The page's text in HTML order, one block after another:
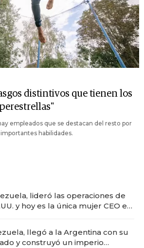
distintivos que tienen los
empleados que se destacan del resto por
habilidades.
lideró las operaciones de
y hoy es la única mujer CEO en
llegó a la Argentina con su
y construyó un imperio